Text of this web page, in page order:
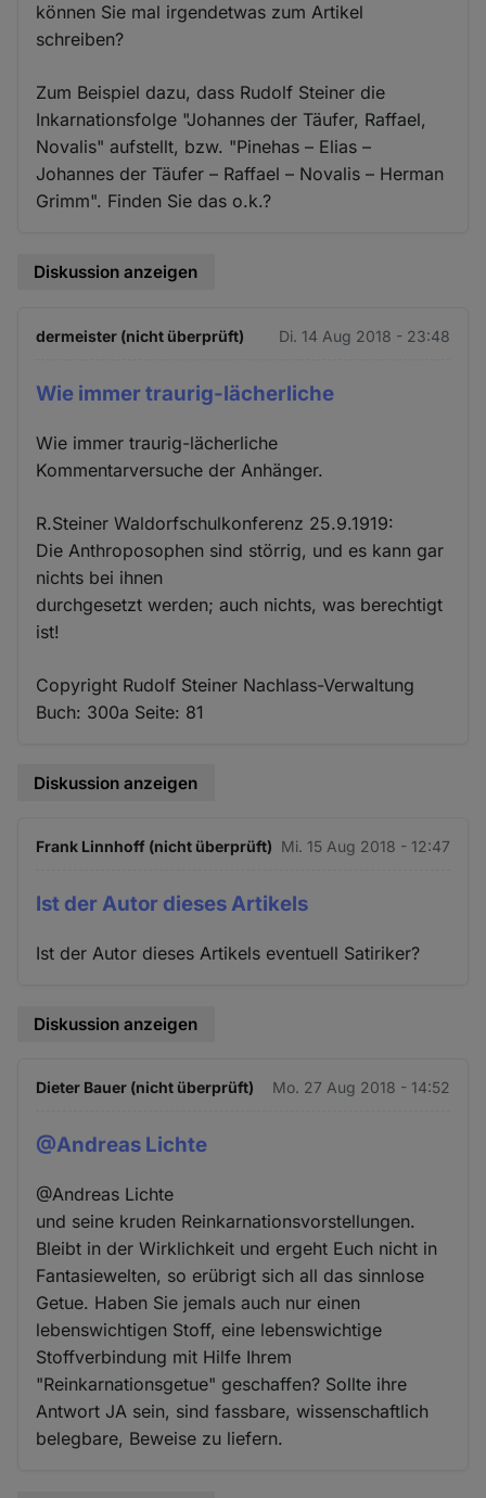
können Sie mal irgendetwas zum Artikel
schreiben?
Zum Beispiel dazu, dass Rudolf Steiner die
Inkarnationsfolge "Johannes der Täufer, Raffael,
Novalis" aufstellt, bzw. "Pinehas – Elias –
Johannes der Täufer – Raffael – Novalis – Herman
Grimm". Finden Sie das o.k.?
Diskussion anzeigen
dermeister (nicht überprüft) Di. 14 Aug 2018 - 23:48
Wie immer traurig-lächerliche
Wie immer traurig-lächerliche
Kommentarversuche der Anhänger.
R.Steiner Waldorfschulkonferenz 25.9.1919:
Die Anthroposophen sind störrig, und es kann gar
nichts bei ihnen
durchgesetzt werden; auch nichts, was berechtigt
ist!
Copyright Rudolf Steiner Nachlass-Verwaltung
Buch: 300a Seite: 81
Diskussion anzeigen
Frank Linnhoff (nicht überprüft) Mi. 15 Aug 2018 - 12:47
Ist der Autor dieses Artikels
Ist der Autor dieses Artikels eventuell Satiriker?
Diskussion anzeigen
Dieter Bauer (nicht überprüft) Mo. 27 Aug 2018 - 14:52
@Andreas Lichte
@Andreas Lichte
und seine kruden Reinkarnationsvorstellungen.
Bleibt in der Wirklichkeit und ergeht Euch nicht in
Fantasiewelten, so erübrigt sich all das sinnlose
Getue. Haben Sie jemals auch nur einen
lebenswichtigen Stoff, eine lebenswichtige
Stoffverbindung mit Hilfe Ihrem
"Reinkarnationsgetue" geschaffen? Sollte ihre
Antwort JA sein, sind fassbare, wissenschaftlich
belegbare, Beweise zu liefern.